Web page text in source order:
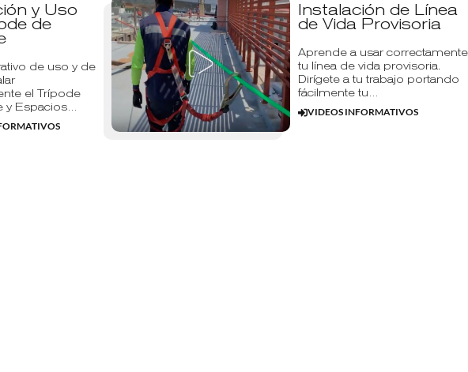
y Uso
de
de uso y de
el Trípode
y Espacios…
Instalación de Línea
de Vida Provisoria
Aprende a usar correctamente
tu línea de vida provisoria.
Dirígete a tu trabajo portando
fácilmente tu…
VIDEOS INFORMATIVOS